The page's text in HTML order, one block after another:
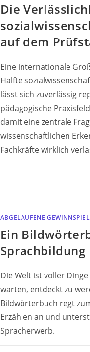
Die
auf dem
Eine internationale
Hälfte
lässt sich zuverlässig
pädagogische
damit eine zentrale
wissenschaftlichen
Fachkräfte wirklich
ABGELAUFENE
Ein
Sprachbildung
Die Welt ist voller
warten, entdeckt zu
Bildwörterbuch regt
Erzählen an und
Spracherwerb.